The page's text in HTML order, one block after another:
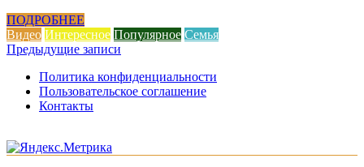
ПОДРОБНЕЕ
Видео Интересное Популярное Семья
Навигация
по
записям
Предыдущие записи
Политика конфиденциальности
Пользовательское соглашение
Контакты